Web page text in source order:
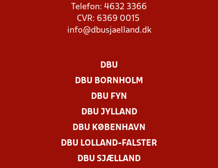
Telefon: 4632 3366
CVR: 6369 0015
info@dbusjaelland.dk
DBU
DBU BORNHOLM
DBU FYN
DBU JYLLAND
DBU KØBENHAVN
DBU LOLLAND-FALSTER
DBU SJÆLLAND